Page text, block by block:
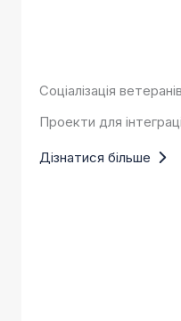
Соціалізація ветеранів
Проекти для
Дізнатися більше